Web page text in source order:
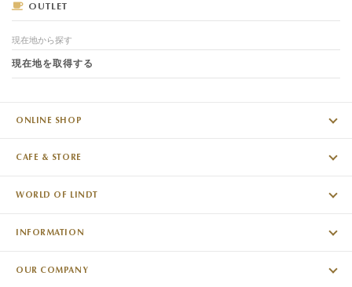
OUTLET
現在地から探す
現在地を取得する
ONLINE SHOP
CAFE & STORE
WORLD OF LINDT
INFORMATION
OUR COMPANY